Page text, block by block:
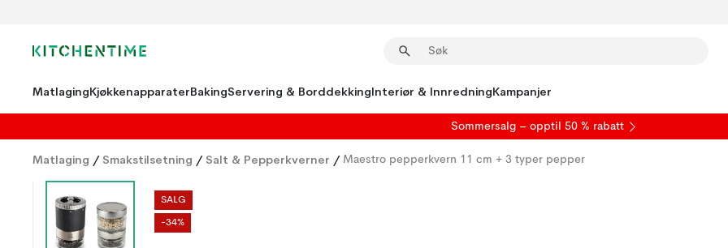
MatlagingKjøkkenapparaterBakingServering & BorddekkingInteriør & InnredningKampanjer
Sommersalg – opptil 50 % rabatt
Matlaging / Smakstilsetning / Salt & Pepperkverner / Maestro pepperkvern 11 cm + 3 typer pepper
SALG
-34%